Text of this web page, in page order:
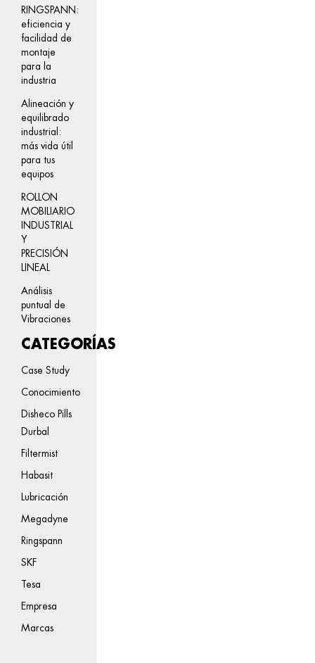
RINGSPANN:
eficiencia y
facilidad de
montaje
para la
industria
Alineación y
equilibrado
industrial:
más vida útil
para tus
equipos
ROLLON
MOBILIARIO
INDUSTRIAL
Y
PRECISIÓN
LINEAL
Análisis
puntual de
Vibraciones
CATEGORÍAS
Case Study
Conocimiento
Disheco Pills
Durbal
Filtermist
Habasit
Lubricación
Megadyne
Ringspann
SKF
Tesa
Empresa
Marcas